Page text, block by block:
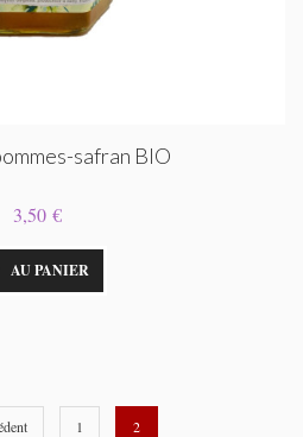
safran BIO
3,50 €
AU PANIER
1 2